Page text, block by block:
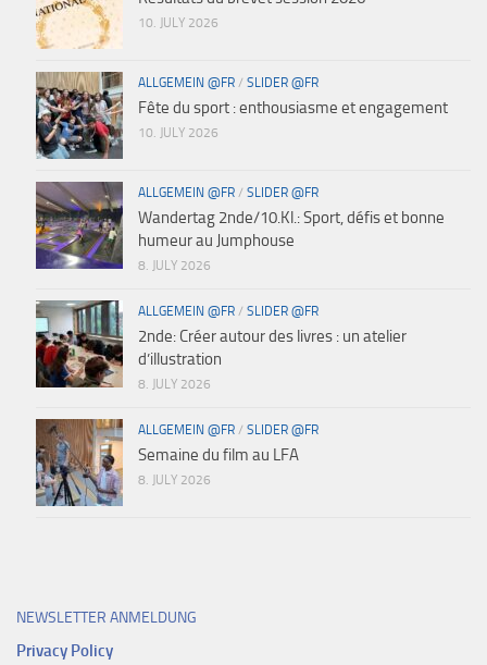
10. JULY 2026
ALLGEMEIN @FR / SLIDER @FR
Fête du sport : enthousiasme et engagement
10. JULY 2026
ALLGEMEIN @FR / SLIDER @FR
Wandertag 2nde/10.Kl.: Sport, défis et bonne
humeur au Jumphouse
8. JULY 2026
ALLGEMEIN @FR / SLIDER @FR
2nde: Créer autour des livres : un atelier
d’illustration
8. JULY 2026
ALLGEMEIN @FR / SLIDER @FR
Semaine du film au LFA
8. JULY 2026
NEWSLETTER ANMELDUNG
Privacy Policy